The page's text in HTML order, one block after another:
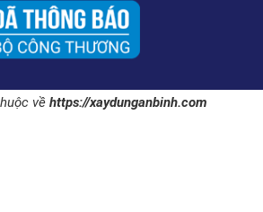
về https://xaydunganbinh.com